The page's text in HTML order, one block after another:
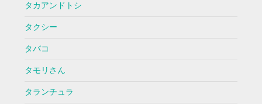
タカアンドトシ
タクシー
タバコ
タモリさん
タランチュラ